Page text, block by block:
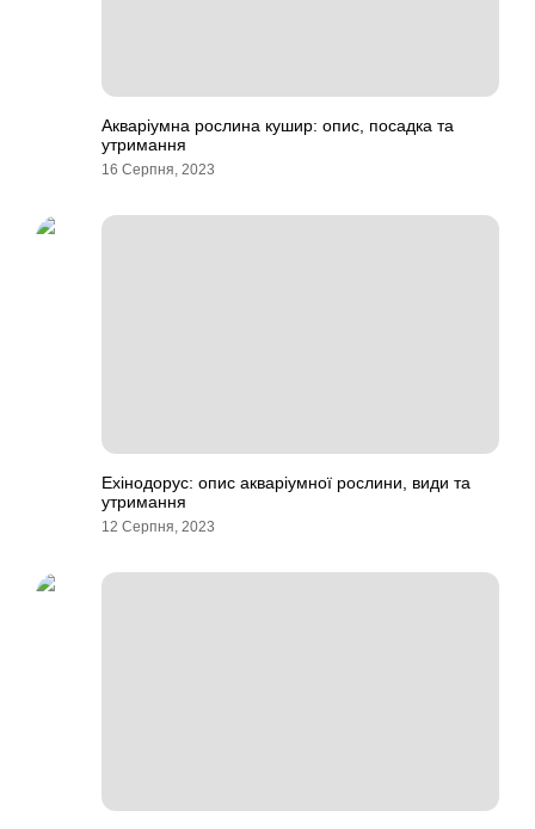
Акваріумна рослина кушир: опис, посадка та
утримання
16 Серпня, 2023
Ехінодорус: опис акваріумної рослини, види та
утримання
12 Серпня, 2023